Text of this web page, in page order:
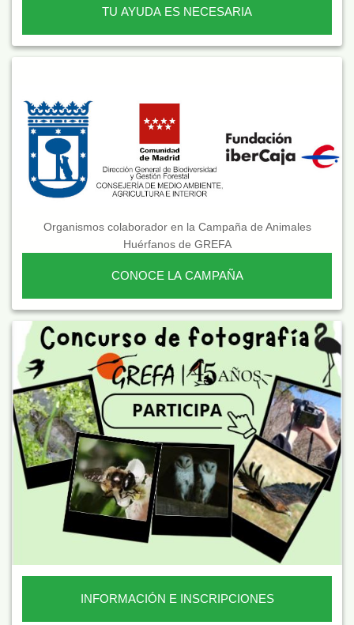
TU AYUDA ES NECESARIA
Organismos colaborador en la Campaña de Animales
Huérfanos de GREFA
CONOCE LA CAMPAÑA
INFORMACIÓN E INSCRIPCIONES